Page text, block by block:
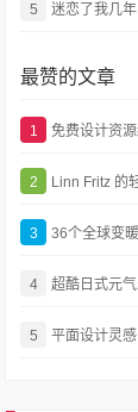
5 迷恋了我几
最赞的文章
1 免费设计资
2 Linn Fritz 的
3 36个全球变
4 超酷日式元
5 平面设计灵